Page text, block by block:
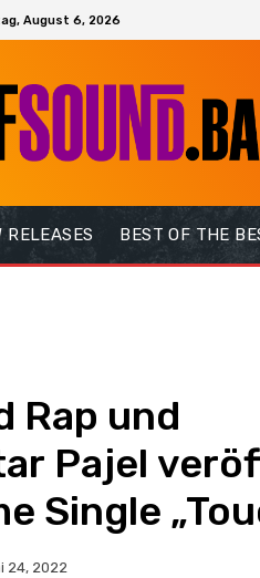
August 6, 2026
RELEASES BEST OF THE
Rap und
Pajel
Single
24, 2022